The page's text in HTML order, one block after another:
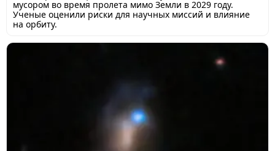
мусором во время пролета мимо Земли в 2029 году.
Ученые оценили риски для научных миссий и влияние
на орбиту.